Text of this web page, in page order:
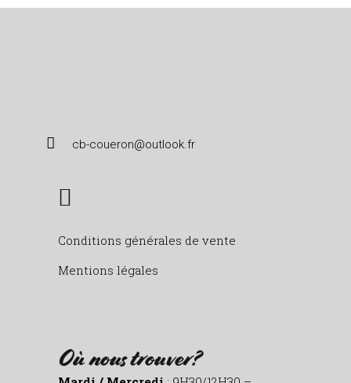
cb-coueron@outlook.fr
Conditions générales de vente
Mentions légales
Où nous trouver?